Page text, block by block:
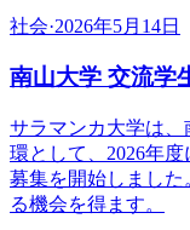
社会·2026年5月14日
南山大学 交流学
サラマンカ大学は
環として、2026年
募集を開始しまし
る機会を得ます。